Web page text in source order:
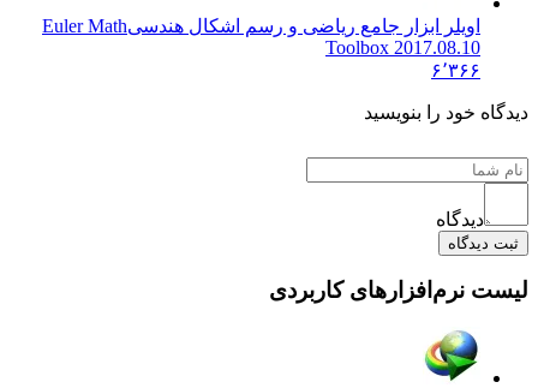
اویلر ابزار جامع ریاضی و رسم اشکال هندسیEuler Math
Toolbox 2017.08.10
۶٬۳۶۶
دیدگاه خود را بنویسید
دیدگاه
ثبت دیدگاه
لیست نرم‌افزارهای کاربردی